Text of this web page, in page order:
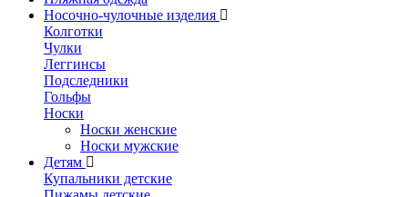
Носочно-чулочные изделия
Колготки
Чулки
Леггинсы
Подследники
Гольфы
Носки
Носки женские
Носки мужские
Детям
Купальники детские